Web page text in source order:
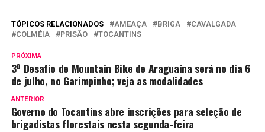
TÓPICOS RELACIONADOS AMEAÇA BRIGA
CAVALGADA
COLMÉIA
PRISÃO TOCANTINS
PRÓXIMA
3º Desafio de Mountain Bike de Araguaína será no dia 6
de julho, no Garimpinho; veja as modalidades
ANTERIOR
Governo do Tocantins abre inscrições para seleção de
brigadistas florestais nesta segunda-feira